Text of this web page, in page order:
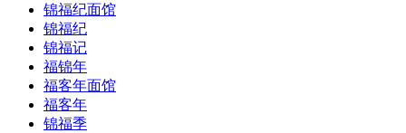
锦福纪面馆
锦福纪
锦福记
福锦年
福客年面馆
福客年
锦福季